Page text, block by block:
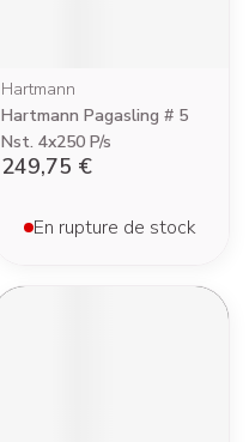
Hartmann
Hartmann Pagasling # 5
Nst. 4x250 P/s
249,75 €
En rupture de stock